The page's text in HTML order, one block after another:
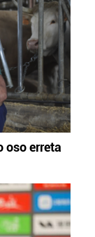
oso erreta